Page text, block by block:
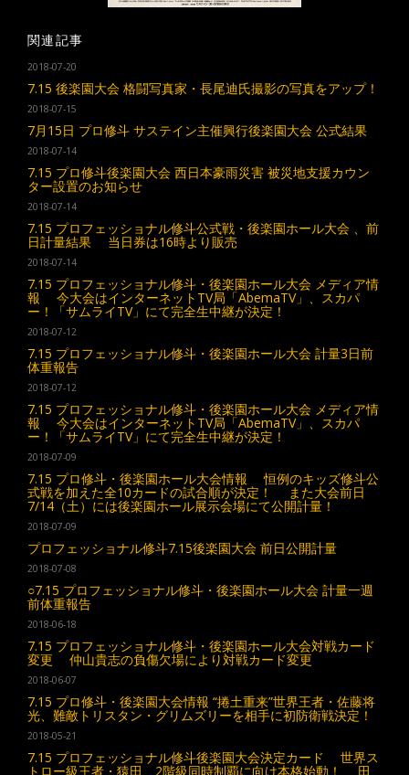
関連記事
2018-07-20
7.15 後楽園大会 格闘写真家・長尾迪氏撮影の写真をアップ！
2018-07-15
7月15日 プロ修斗 サステイン主催興行後楽園大会 公式結果
2018-07-14
7.15 プロ修斗後楽園大会 西日本豪雨災害 被災地支援カウン
ター設置のお知らせ
2018-07-14
7.15 プロフェッショナル修斗公式戦・後楽園ホール大会 、前
日計量結果 当日券は16時より販売
2018-07-14
7.15 プロフェッショナル修斗・後楽園ホール大会 メディア情
報 今大会はインターネットTV局「AbemaTV」、スカパ
ー！「サムライTV」にて完全生中継が決定！
2018-07-12
7.15 プロフェッショナル修斗・後楽園ホール大会 計量3日前
体重報告
2018-07-12
7.15 プロフェッショナル修斗・後楽園ホール大会 メディア情
報 今大会はインターネットTV局「AbemaTV」、スカパ
ー！「サムライTV」にて完全生中継が決定！
2018-07-09
7.15 プロ修斗・後楽園ホール大会情報 恒例のキッズ修斗公
式戦を加えた全10カードの試合順が決定！ また大会前日
7/14（土）には後楽園ホール展示会場にて公開計量！
2018-07-09
プロフェッショナル修斗7.15後楽園大会 前日公開計量
2018-07-08
○7.15 プロフェッショナル修斗・後楽園ホール大会 計量一週
前体重報告
2018-06-18
7.15 プロフェッショナル修斗・後楽園ホール大会対戦カード
変更 仲山貴志の負傷欠場により対戦カード変更
2018-06-07
7.15 プロ修斗・後楽園大会情報 “捲土重来”世界王者・佐藤将
光、難敵トリスタン・グリムズリーを相手に初防衛戦決定！
2018-05-21
7.15 プロフェッショナル修斗後楽園大会決定カード 世界ス
トロー級王者・猿田、2階級同時制覇に向け本格始動！ 田